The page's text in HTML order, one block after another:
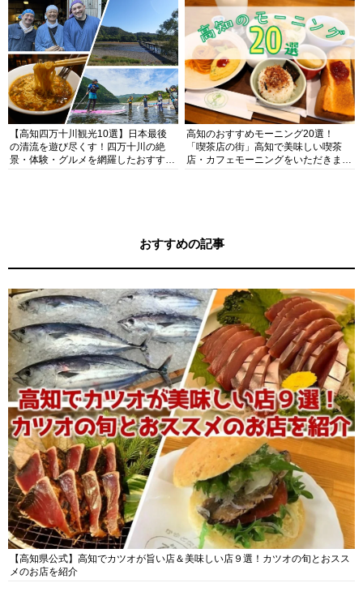
【高知四万十川観光10選】日本最後
の清流を遊び尽くす！四万十川の絶
景・体験・グルメを網羅したおすすめ
高知のおすすめモーニング20選！
「喫茶店の街」高知で美味しい喫茶
店・カフェモーニングをいただきま
おすすめの記事
【高知県公式】高知でカツオが旨い店＆美味しい店９選！カツオの旬とおスス
メのお店を紹介